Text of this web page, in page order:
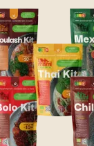
Italian
0,00